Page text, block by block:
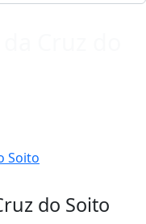
Soito
do Soito